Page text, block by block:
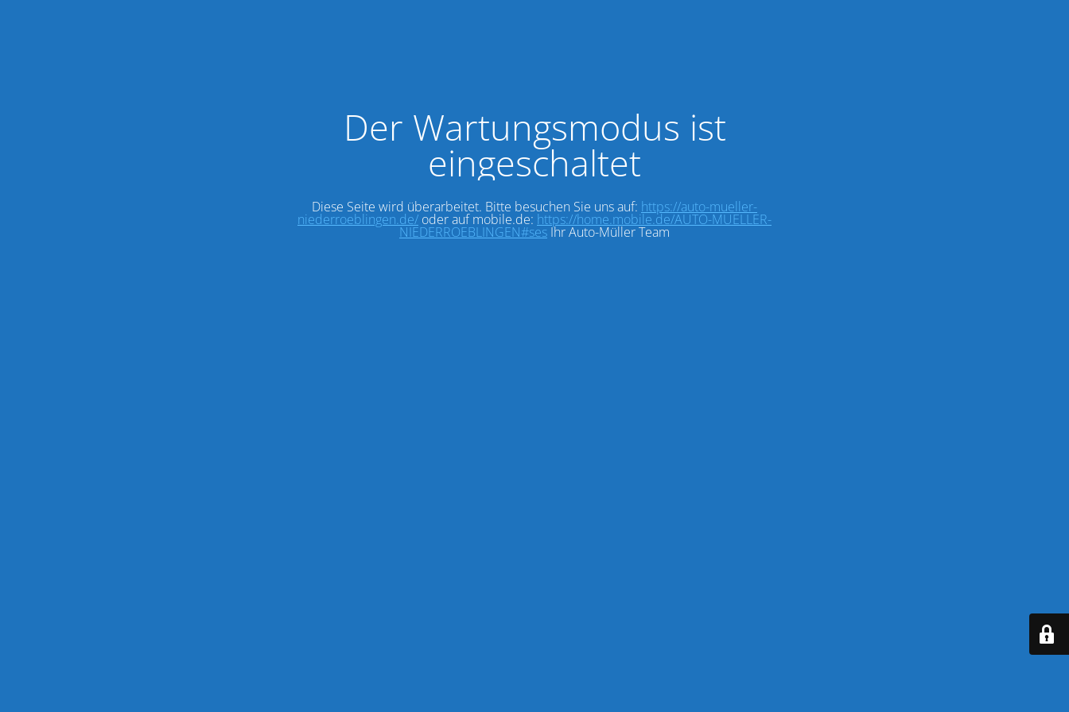
Der Wartungsmodus ist
eingeschaltet
Diese Seite wird überarbeitet. Bitte besuchen Sie uns auf: https://auto-mueller-
niederroeblingen.de/ oder auf mobile.de: https://home.mobile.de/AUTO-MUELLER-
NIEDERROEBLINGEN#ses Ihr Auto-Müller Team